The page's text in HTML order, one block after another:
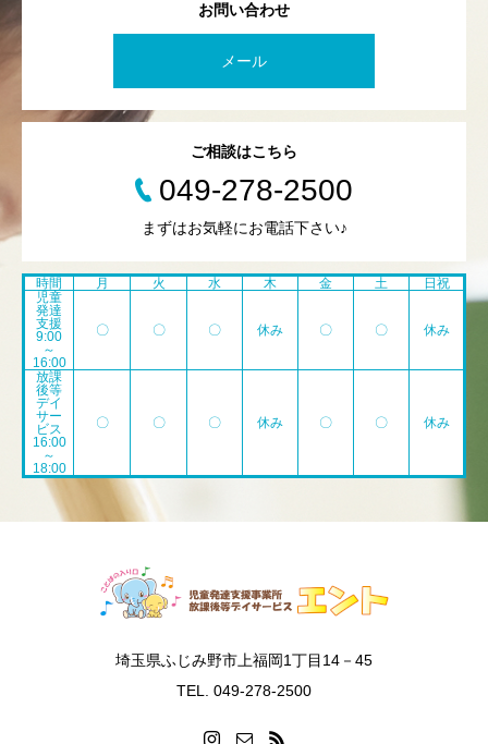
お問い合わせ
メール
ご相談はこちら
049-278-2500
まずはお気軽にお電話下さい♪
時間 月 火 水 木 金 土
日祝
児童
発達
支援
9:00
～
16:00
〇 〇 〇 休み 〇 〇 休み
放課
後等
デイ
サー
ビス
16:00
～
18:00
〇 〇 〇 休み 〇 〇 休み
埼玉県ふじみ野市上福岡1丁目14－45
TEL. 049-278-2500